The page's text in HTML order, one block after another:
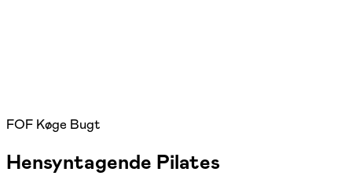
FOF Køge Bugt
Hensyntagende Pilates